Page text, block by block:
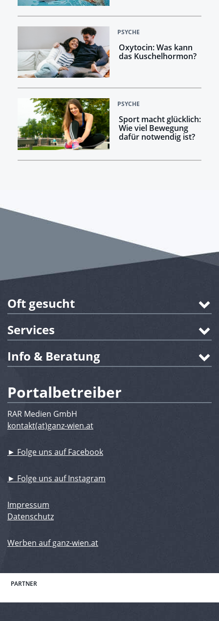
PSYCHE
Oxytocin: Was kann
das Kuschelhormon?
PSYCHE
Sport macht glücklich:
Wie viel Bewegung
dafür notwendig ist?
Oft gesucht
Services
Info & Beratung
Portalbetreiber
RAR Medien GmbH
kontakt(at)ganz-wien.at
► Folge uns auf Facebook
► Folge uns auf Instagram
Impressum
Datenschutz
Werben auf ganz-wien.at
PARTNER